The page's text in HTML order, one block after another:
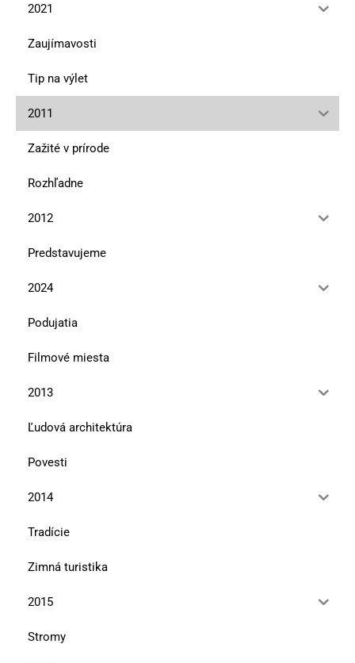
2021
Zaujímavosti
Tip na výlet
2011
Zažité v prírode
Rozhľadne
2012
Predstavujeme
2024
Podujatia
Filmové miesta
2013
Ľudová architektúra
Povesti
2014
Tradície
Zimná turistika
2015
Stromy